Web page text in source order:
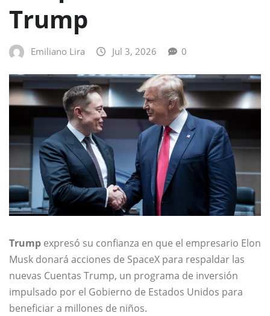
Trump
Emiliano Lira Jul 3, 2026 0
Trump expresó su confianza en que el empresario Elon
Musk donará acciones de SpaceX para respaldar las
nuevas Cuentas Trump, un programa de inversión
impulsado por el Gobierno de Estados Unidos para
beneficiar a millones de niños.